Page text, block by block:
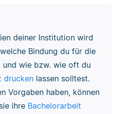
deiner Institution wird
Bindung du für die
und wie bzw. wie oft du
druckenlassen solltest.
Vorgaben haben, können
ihre Bachelorarbeit